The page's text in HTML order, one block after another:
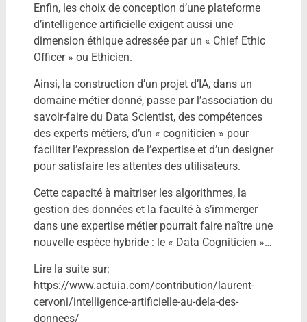
Enfin, les choix de conception d’une plateforme
d’intelligence artificielle exigent aussi une
dimension éthique adressée par un « Chief Ethic
Officer » ou Ethicien.
Ainsi, la construction d’un projet d’IA, dans un
domaine métier donné, passe par l’association du
savoir-faire du Data Scientist, des compétences
des experts métiers, d’un « cogniticien » pour
faciliter l’expression de l’expertise et d’un designer
pour satisfaire les attentes des utilisateurs.
Cette capacité à maîtriser les algorithmes, la
gestion des données et la faculté à s’immerger
dans une expertise métier pourrait faire naître une
nouvelle espèce hybride : le « Data Cogniticien »…
Lire la suite sur:
https://www.actuia.com/contribution/laurent-
cervoni/intelligence-artificielle-au-dela-des-
donnees/